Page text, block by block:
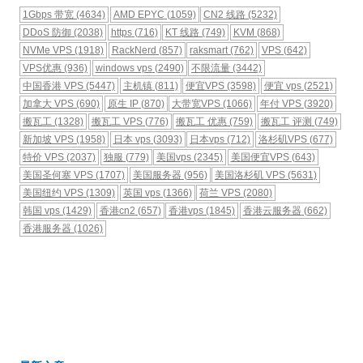
1Gbps 带宽 (4634) AMD EPYC (1059) CN2 线路 (5232)
DDoS 防御 (2038) https(716) KT 线路 (749) KVM (868)
NVMe VPS (1918) RackNerd (857) raksmart(762) VPS(642)
VPS优惠 (936) windows vps(2490) 不限流量 (3442)
中国香港 VPS (5447) 主机镇(811) 便宜VPS (3598) 便宜 vps(2521)
加拿大 VPS (690) 原生 IP(870) 大带宽VPS (1066) 年付 VPS(3920)
搬瓦工 (1328) 搬瓦工 VPS(776) 搬瓦工 优惠 (759) 搬瓦工 评测 (749)
新加坡 VPS (1958) 日本 vps(3093) 日本vps (712) 洛杉矶VPS(677)
特价 VPS (2037) 独服 (779) 美国vps (2345) 美国便宜VPS(643)
美国圣何塞 VPS (1707) 美国服务器 (956) 美国洛杉矶 VPS (5631)
美国纽约 VPS (1309) 英国 vps(1366) 荷兰 VPS (2080)
韩国 vps (1429) 香港cn2 (657) 香港vps (1845) 香港云服务器 (662)
香港服务器 (1026)